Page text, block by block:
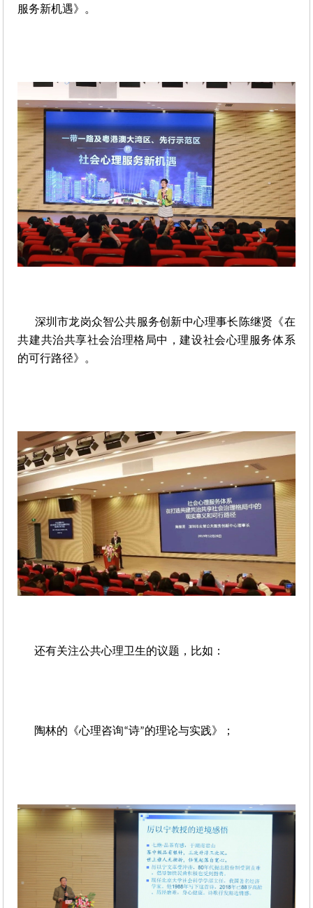
服务新机遇》。
深圳市龙岗众智公共服务创新中心理事长陈继贤《在
共建共治共享社会治理格局中，建设社会心理服务体系
的可行路径》。
还有关注公共心理卫生的议题，比如：
陶林的《心理咨询“诗”的理论与实践》；